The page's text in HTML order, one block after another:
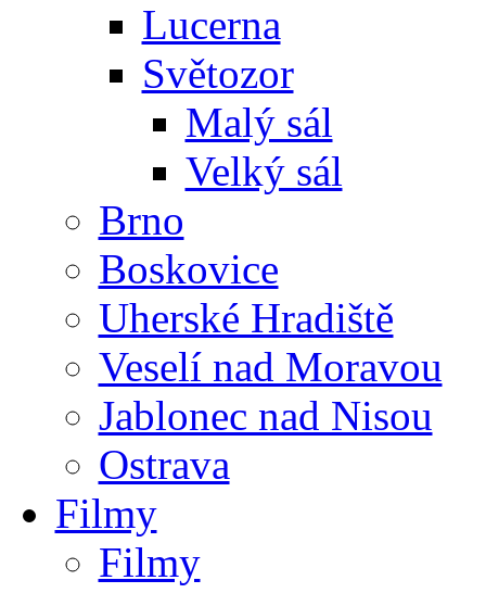
Lucerna
Světozor
Malý sál
Velký sál
Brno
Boskovice
Uherské Hradiště
Veselí nad Moravou
Jablonec nad Nisou
Ostrava
Filmy
Filmy